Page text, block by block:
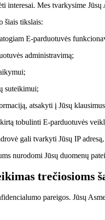
interesai. Mes tvarkysime
šiais tikslais:
E-parduotuvės
administravimą;
suteikimui;
atsakyti į Jūsų
tobulinti E-parduotuvės
gali tvarkyti Jūsų IP
nurodomi Jūsų duomenų
trečiosioms
pareigos. Jūsų